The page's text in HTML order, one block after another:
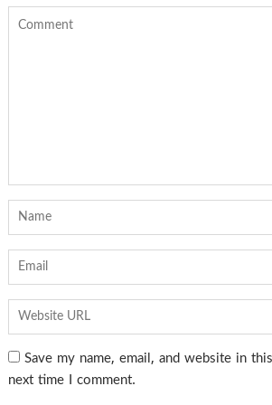
Save my name, email, and website in
next time I comment.